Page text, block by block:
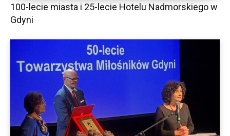
100-lecie miasta i 25-lecie Hotelu Nadmorskiego w
Gdyni